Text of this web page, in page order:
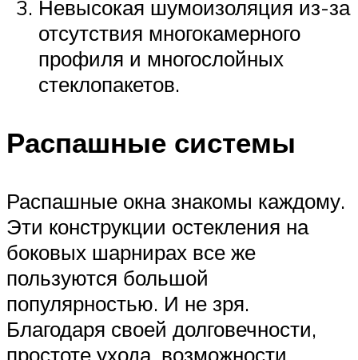
Невысокая шумоизоляция из-за
отсутствия многокамерного
профиля и многослойных
стеклопакетов.
Распашные системы
Распашные окна знакомы каждому.
Эти конструкции остекления на
боковых шарнирах все же
пользуются большой
популярностью. И не зря.
Благодаря своей долговечности,
простоте ухода, возможности